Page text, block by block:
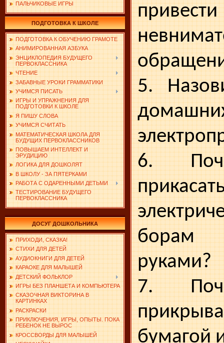
ПАЛЬЧИКОВЫЕ ИГРЫ
ПОДГОТОВКА К ШКОЛЕ
ПОДГОТОВКА К ОБУЧЕНИЮ ГРАМОТЕ
АНИМИРОВАННАЯ АЗБУКА
ЭНЦИКЛОПЕДИЯ БУДУЩЕГО
ПЕРВОКЛАССНИКА
ЧТЕНИЕ
ЗАБАВНЫЕ УРОКИ ГРАММАТИКИ
УЧИМСЯ ПИСАТЬ
ИГРЫ И УПРАЖНЕНИЯ ДЛЯ
ПОДГОТОВКИ К ШКОЛЕ
Я ПИШУ СЛОВА
УЧИМСЯ СЧИТАТЬ
МАТЕМАТИЧЕСКАЯ ШКОЛА ДЛЯ
БУДУЩИХ ПЕРВОКЛАССНИКОВ
ПОВЫШАЕМ ИНТЕЛЛЕКТ И
ЭРУДИЦИЮ
ЛОГИКА ДЛЯ ДОШКОЛЯТ
В ШКОЛУ - ЗА ПЯТЕРКАМИ
РАБОТА С ОДАРЕННЫМИ ДЕТЬМИ
ТЕСТИРОВАНИЕ БУДУЩЕГО
ПЕРВОКЛАССНИКА
ДОСУГ ДОШКОЛЬНИКА
ПРИХОДИ, СКАЗКА!
СТИХИ ДЛЯ ДЕТЕЙ
АУДИОКНИГИ ДЛЯ ДЕТЕЙ
КАРАОКЕ ДЛЯ МАЛЫШЕЙ
ДЕТСКИЙ ФОЛЬКЛОР
ИГРЫ БЕЗ ПЛАНШЕТА И КОМПЬЮТЕРА
СКАЗОЧНАЯ ВИКТОРИНА В
КАРТИНКАХ
РАСКРАСКИ
ПРИКЛЮЧЕНИЯ, ИГРЫ, ОПЫТЫ. ПОКА
РЕБЕНОК НЕ ВЫРОС
КРОССВОРДЫ ДЛЯ МАЛЫШЕЙ
привести
5.
6.
руками?
7.
бумагой